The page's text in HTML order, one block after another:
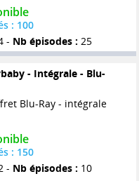
: 100
- Nb épisodes : 25
- Intégrale - Blu-
Blu-Ray - intégrale
: 150
- Nb épisodes : 10